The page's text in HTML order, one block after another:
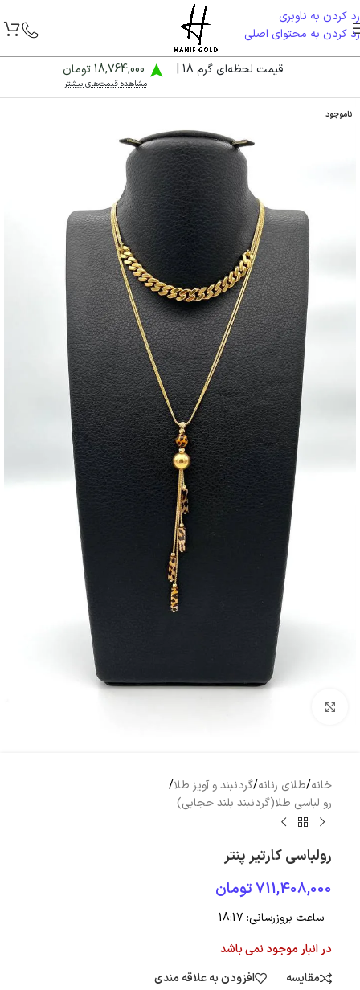
رد کردن به ناوبری
رد کردن به محتوای اصلی
قیمت لحظه‌ای گرم 18 | 18,764,000 تومان
مشاهده قیمت‌های بیشتر
ناموجود
خانه/طلای زنانه/گردنبند و آویز طلا/
رو لباسی طلا(گردنبند بلند حجابی)
رولباسی کارتیر پنتر
711,408,000تومان
ساعت بروزرسانی: 18:17
در انبار موجود نمی باشد
مقایسه
افزودن به علاقه مندی